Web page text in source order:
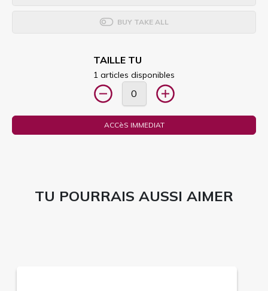
BUY TAKE ALL
TAILLE TU
1 articles disponibles
ACCèS IMMEDIAT
TU POURRAIS AUSSI AIMER